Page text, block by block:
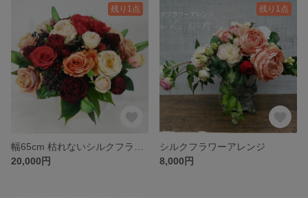
残り1点
20,000円
残り1点
シルクフラワーアレンジ
8,000円